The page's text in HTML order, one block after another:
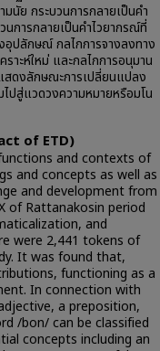
นัย กระบวนการกลายเป็นคำ
นการกลายเป็นคำไวยากรณ์ที่
อุปลักษณ์ กลไกการจางลงทาง
าะห์ใหม่ และกลไกการอนุมาน
ดงลักษณะการเปลี่ยนแปลง
ปสู่แวดวงความหมายหรือมโน
of ETD)
and contexts of
and concepts as well as
and development from
of Rattanakosin period
and
were 2,441 tokens of
It was found that,
functioning as a
In connection with
a preposition,
/bon/ can be classified
concepts including an